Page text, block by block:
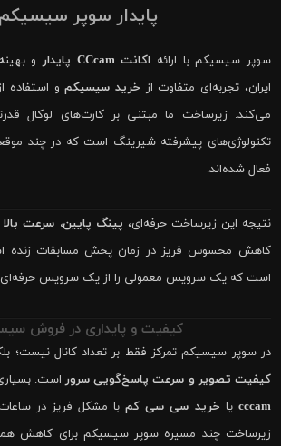
پایدار سوپر سیسیکم
سوپر سیسیکم با ارائه اکانت CCcam پایدار
و
ایران، تجربه‌ای متفاوت از خرید سیسیکمو استفاده
می‌کند. زیرساخت ما مبتنی بر کارت‌های لوکال
تکنولوژی‌های پیشرفته شیرینگ است که در چند
فعال شده‌اند.
نتیجه این زیرساخت حرفه‌ای، پینگ پایین، سرعت بالا
کاهش محسوس فریز در زمان پخش مسابقات زنده
است که یک سرویس معمولی را از یک سرویس حرفه‌ای
کیفیت و پایداری در فروش
در سوپر سیسیکم تمرکز فقط بر تعداد کانال نیست؛
کیفیت تصویر و سرعت پاسخ‌گویی سروراست. بسیاری
cccam یا خرید سی سی کمبا مشکل فریز در
زیرساخت چند مسیره سوپر سیسیکم برای کاهش